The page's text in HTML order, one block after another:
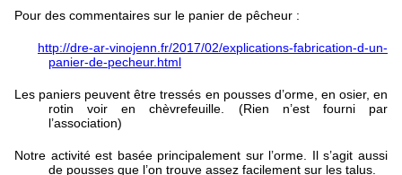
Pour des commentaires sur le panier de pêcheur :
http://dre-ar-vinojenn.fr/2017/02/explications-fabrication-d-un-
panier-de-pecheur.html
Les paniers peuvent être tressés en pousses d’orme, en osier, en
rotin voir en chèvrefeuille. (Rien n’est fourni par
l’association)
Notre activité est basée principalement sur l’orme. Il s’agit aussi
de pousses que l’on trouve assez facilement sur les talus.